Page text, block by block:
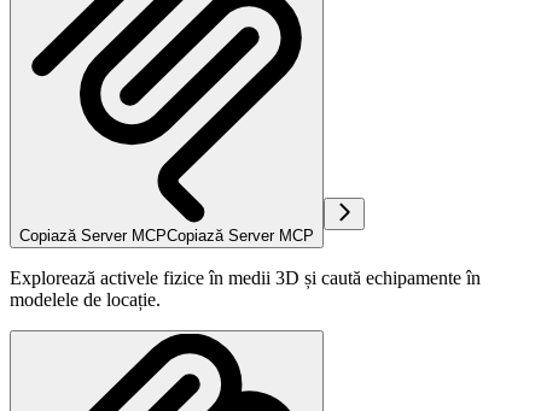
Copiază Server MCPCopiază Server MCP
Explorează activele fizice în medii 3D și caută echipamente în
modelele de locație.